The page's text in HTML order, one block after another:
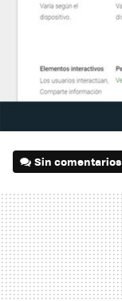
Sin comentarios